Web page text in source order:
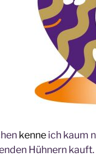
kenne ich kaum
Hühnern